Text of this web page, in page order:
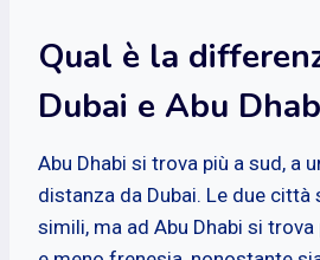
Qual è la
Dubai e Abu
Abu Dhabi si trova più a sud, a
distanza da Dubai. Le due città
simili, ma ad Abu Dhabi si